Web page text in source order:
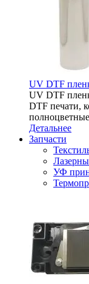
UV DTF
UV DTF
DTF печати,
Детальнее
Запчасти
УФ